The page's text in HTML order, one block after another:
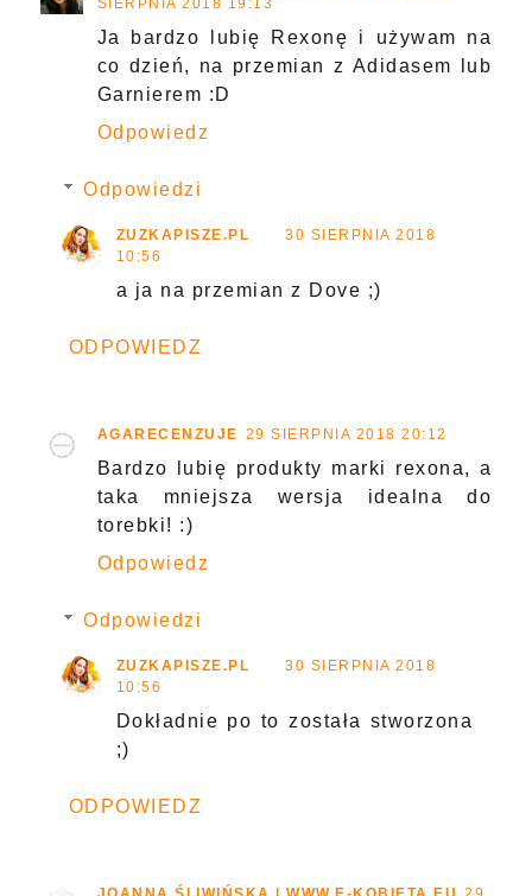
SIERPNIA 2018 19:13
Ja bardzo lubię Rexonę i używam na
co dzień, na przemian z Adidasem lub
Garnierem :D
Odpowiedz
Odpowiedzi
ZUZKAPISZE.PL
30 SIERPNIA 2018
10:56
a ja na przemian z Dove ;)
ODPOWIEDZ
AGARECENZUJE 29 SIERPNIA 2018 20:12
Bardzo lubię produkty marki rexona, a
taka mniejsza wersja idealna do
torebki! :)
Odpowiedz
Odpowiedzi
ZUZKAPISZE.PL
30 SIERPNIA 2018
10:56
Dokładnie po to została stworzona
;)
ODPOWIEDZ